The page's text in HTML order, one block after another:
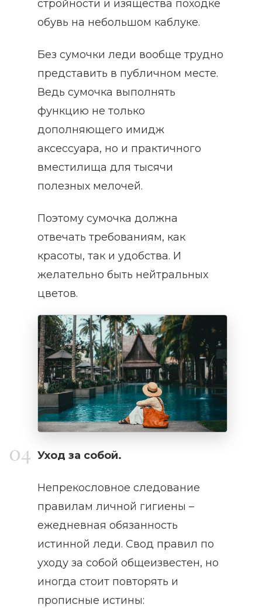
стройности и изящества походке
обувь на небольшом каблуке.
Без сумочки леди вообще трудно
представить в публичном месте.
Ведь сумочка выполнять
функцию не только
дополняющего имидж
аксессуара, но и практичного
вместилища для тысячи
полезных мелочей.
Поэтому сумочка должна
отвечать требованиям, как
красоты, так и удобства. И
желательно быть нейтральных
цветов.
Уход за собой.
Непрекословное следование
правилам личной гигиены –
ежедневная обязанность
истинной леди. Свод правил по
уходу за собой общеизвестен, но
иногда стоит повторять и
прописные истины: